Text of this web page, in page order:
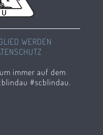
WERDEN
immer auf dem
#scblindau.